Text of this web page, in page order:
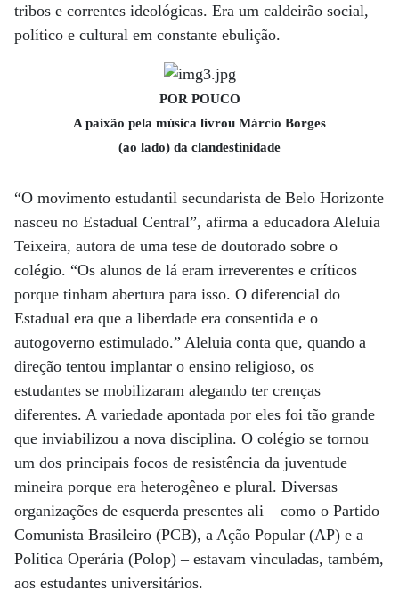
tribos e correntes ideológicas. Era um caldeirão social,
político e cultural em constante ebulição.
POR POUCO
A paixão pela música livrou Márcio Borges
(ao lado) da clandestinidade
“O movimento estudantil secundarista de Belo Horizonte
nasceu no Estadual Central”, afirma a educadora Aleluia
Teixeira, autora de uma tese de doutorado sobre o
colégio. “Os alunos de lá eram irreverentes e críticos
porque tinham abertura para isso. O diferencial do
Estadual era que a liberdade era consentida e o
autogoverno estimulado.” Aleluia conta que, quando a
direção tentou implantar o ensino religioso, os
estudantes se mobilizaram alegando ter crenças
diferentes. A variedade apontada por eles foi tão grande
que inviabilizou a nova disciplina. O colégio se tornou
um dos principais focos de resistência da juventude
mineira porque era heterogêneo e plural. Diversas
organizações de esquerda presentes ali – como o Partido
Comunista Brasileiro (PCB), a Ação Popular (AP) e a
Política Operária (Polop) – estavam vinculadas, também,
aos estudantes universitários.